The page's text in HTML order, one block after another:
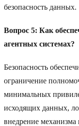
безопасность данных.
Вопрос 5: Как
агентных системах?
Безопасность
ограничение
минимальных
исходящих данных,
внедрение механизма